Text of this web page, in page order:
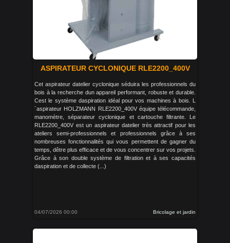
ASPIRATEUR CYCLONIQUE RLE2200_400V
Cet aspirateur datelier cyclonique séduira les professionnels du
bois à la recherche dun appareil performant, robuste et durable.
Cest le système daspiration idéal pour vos machines à bois. L
´aspirateur HOLZMANN RLE2200_400V équipe télécommande,
manomètre, séparateur cyclonique et cartouche filtrante. Le
RLE2200_400V est un aspirateur datelier très attractif pour les
ateliers semi-professionnels et professionnels grâce à ses
nombreuses fonctionnalités qui vous permettent de gagner du
temps, dêtre plus efficace et de vous concentrer sur vos projets.
Grâce à son double système de filtration et à ses capacités
daspiration et de collecte (...)
04/07/2026 00:00 Bricolage et jardin